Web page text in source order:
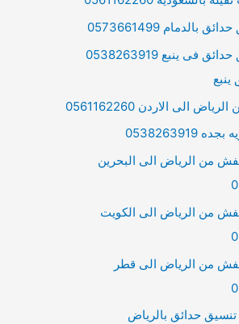
0573661499
شركة تنسيق حدائق فى ينبع 0538263919
الى الاردن 0561162260
من الرياض الى البحرين
من الرياض الى الكويت
من الرياض الى قطر
حدائق بالرياض